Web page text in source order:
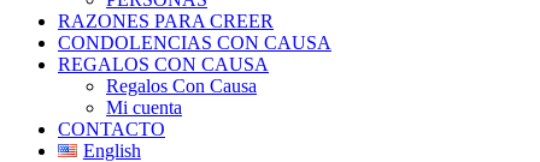
RAZONES PARA CREER
CONDOLENCIAS CON CAUSA
REGALOS CON CAUSA
Regalos Con Causa
Mi cuenta
CONTACTO
English